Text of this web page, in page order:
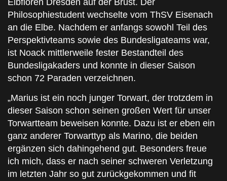
Philosophiestudent wechselte vom ThSV Eisenach
an die Elbe. Nachdem er anfangs sowohl Teil des
Perspektivteams sowie des Bundesligateams war,
ist Noack mittlerweile fester Bestandteil des
Bundesligakaders und konnte in dieser Saison
schon 72 Paraden verzeichnen.
„Marius ist ein noch junger Torwart, der trotzdem in
dieser Saison schon seinen großen Wert für unser
Torwartteam beweisen konnte. Dazu ist er eben ein
ganz anderer Torwarttyp als Marino, die beiden
ergänzen sich dahingehend gut. Besonders freue
ich mich, dass er nach seiner schweren Verletzung
im letzten Jahr so gut zurückgekommen und fit